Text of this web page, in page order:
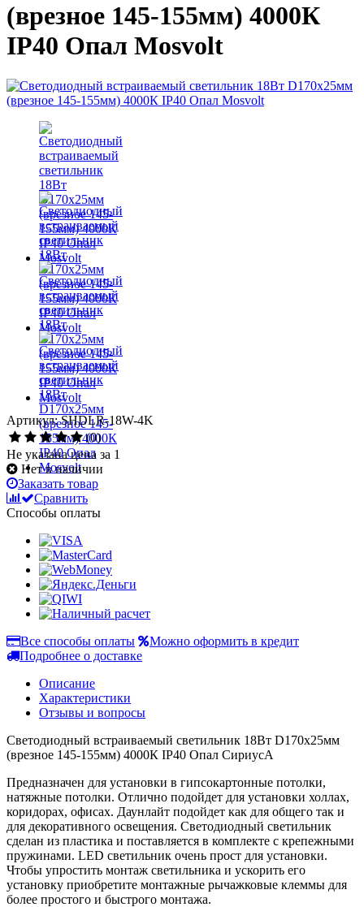
(врезное 145-155мм) 4000К
IP40 Опал Mosvolt
Артикул: SHDLR-18W-4K
(0)
Не указана цена за 1
Нет в наличии
Заказать товар
Сравнить
Способы оплаты
Все способы оплаты
Можно оформить в кредит
Подробнее о доставке
Описание
Характеристики
Отзывы и вопросы
Светодиодный встраиваемый светильник 18Вт D170х25мм
(врезное 145-155мм) 4000К IP40 Опал СириусА
Предназначен для установки в гипсокартонные потолки,
натяжные потолки. Отлично подойдет для установки холлах,
коридорах, офисах. Даунлайт подойдет как для общего так и
для декоративного освещения. Светодиодный светильник
сделан из пластика и поставляется в комплекте с крепежными
пружинами. LED светильник очень прост для установки.
Чтобы упростить монтаж светильника и ускорить его
установку приобретите монтажные рычажковые клеммы для
более простого и быстрого монтажа.